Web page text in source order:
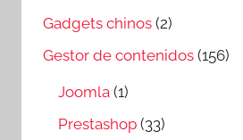
Gadgets chinos (2)
Gestor de contenidos (156)
Joomla (1)
Prestashop (33)